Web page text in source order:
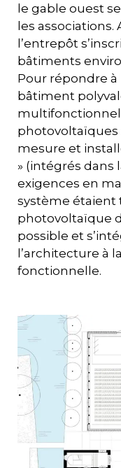
le gable ouest
les
l’entrepôt
bâtiments
Pour répondre
bâtiment
mesure et
» (intégrés dans
exigences en
système étaient
photovoltaïque
possible et
l’architecture à
fonctionnelle.